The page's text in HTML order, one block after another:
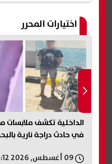
اختيارات المحرر
الداخلية تكشف ملابسات
في حادث دراجة نارية